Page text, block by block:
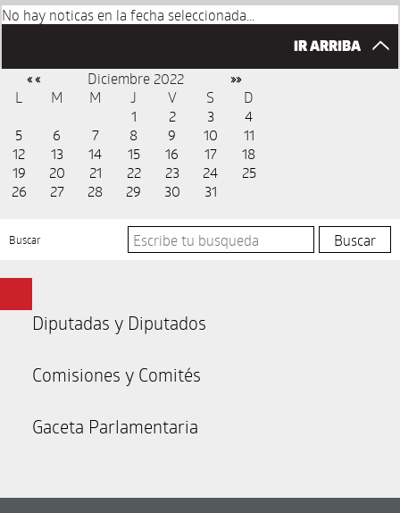
No hay noticas en la fecha seleccionada...
IR ARRIBA
« « Diciembre 2022 »»
L M M J V S
D
1
2 3
4
5
6 7 8 9 10
11
12
13 14 15 16 17
18
19
20 21 22 23 24
25
26
27 28 29 30 31
Buscar
Diputadas y Diputados
Comisiones y Comités
Gaceta Parlamentaria